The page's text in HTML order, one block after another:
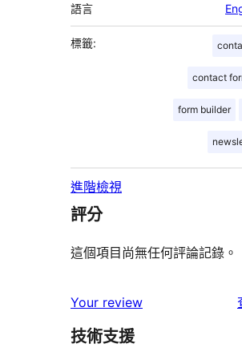
語言
標籤:
contact
form builder
進階檢視
評分
這個項目尚無任何評論記錄。
Your review
技術支援